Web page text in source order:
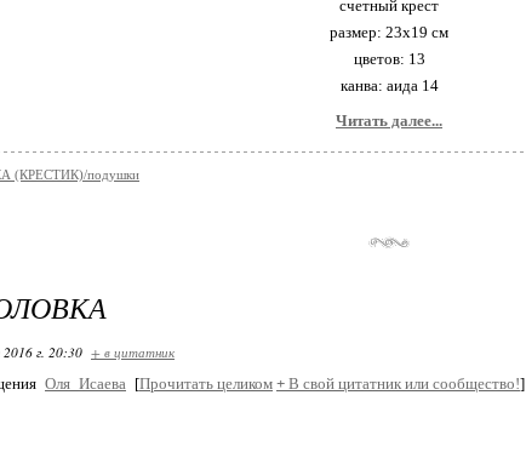
счетный крест
размер: 23х19 см
цветов: 13
канва: аида 14
Читать далее...
(КРЕСТИК)/подушки
г. 20:30 + в цитатник
Оля_Исаева [Прочитать целиком + В свой цитатник или сообщество!]